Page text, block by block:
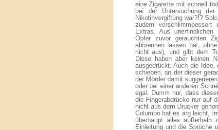
eine Zigarette mit schnell
bei der Untersuchung
Nikotinvergiftung war?!?
zudem
Extras. Aus
Opfer zuvor gerauchten
abbrennen lassen hat,
nicht aus), und gibt dem
Diese haben aber keinen
ausgedrückt. Auch die
schieben, an der dieser
der Mörder damit
oder bei einer anderen
egal. Dumm nur, dass
die Fingerabdrücke nur auf
nicht aus dem Drucker
Columbo hat es arg leicht,
überhaupt alles außerhalb
Einleitung und die Sprüche